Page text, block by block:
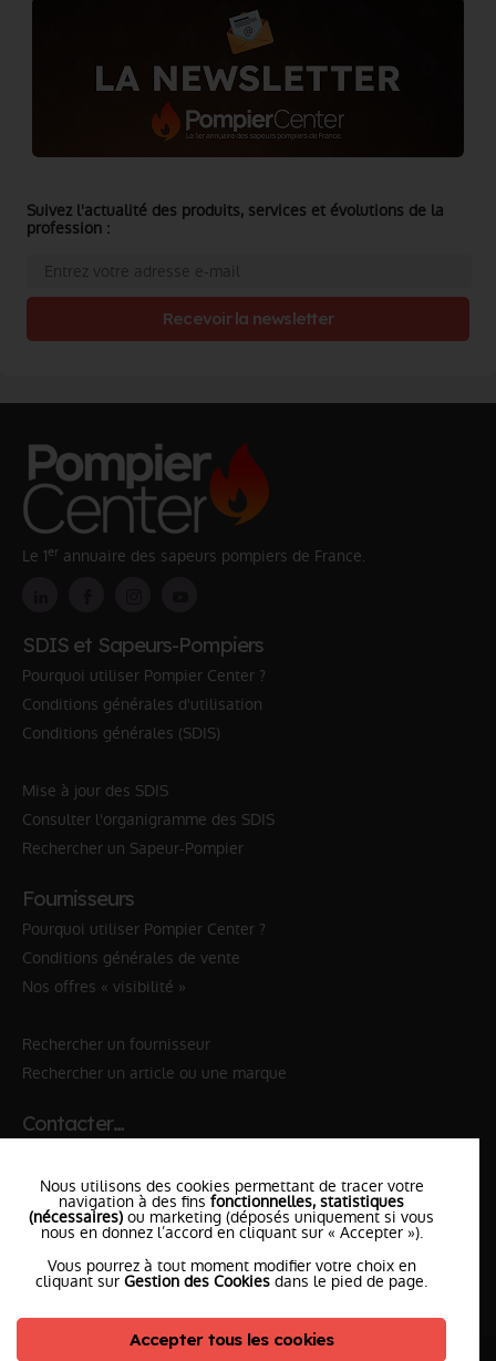
Suivez l'actualité des produits, services et évolutions de la
profession :
Recevoir la newsletter
Le 1er annuaire des sapeurs pompiers de France.
SDIS et Sapeurs-Pompiers
Pourquoi utiliser Pompier Center ?
Conditions générales d'utilisation
Conditions générales (SDIS)
Mise à jour des SDIS
Consulter l'organigramme des SDIS
Rechercher un Sapeur-Pompier
Fournisseurs
Pourquoi utiliser Pompier Center ?
Conditions générales de vente
Nos offres « visibilité »
Rechercher un fournisseur
Rechercher un article ou une marque
Contacter…
✆ 18№National Sapeurs-Pompiers
le SDISle plus proche
l'équipePompierCenter
Nous utilisons des cookies permettant de tracer votre
navigation à des fins fonctionnelles, statistiques
(nécessaires) ou marketing (déposés uniquement si vous
nous en donnez l’accord en cliquant sur « Accepter »).
Vous pourrez à tout moment modifier votre choix en
cliquant sur Gestion des Cookies dans le pied de page.
Accepter tous les cookies